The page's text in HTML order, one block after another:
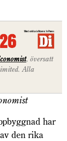
, översatt
Alla
har
den rika